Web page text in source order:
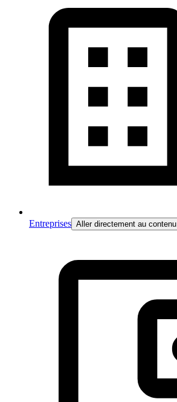
Entreprises Aller directement au contenu